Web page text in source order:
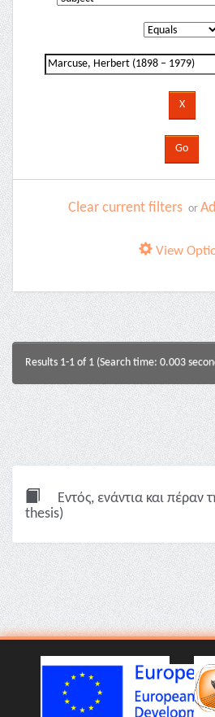
Clear current filters or
View
Results 1-1 of 1 (Search time: 0.003
Εντός, ενάντια και
thesis)